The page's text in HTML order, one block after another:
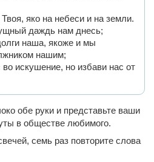
яко на небеси и на земли.
даждь нам днесь;
наша, якоже и мы
нашим;
во искушение, но избави нас от
обе руки и представьте ваши
в обществе любимого.
семь раз повторите слова